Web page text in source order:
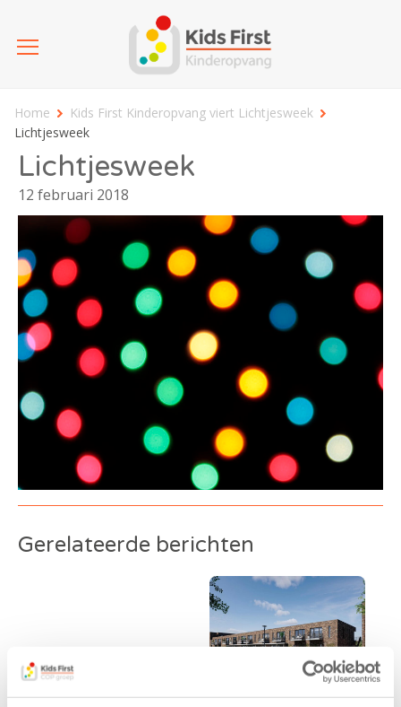
Home
Kids First Kinderopvang viert Lichtjesweek
Lichtjesweek
Lichtjesweek
12 februari 2018
Gerelateerde berichten